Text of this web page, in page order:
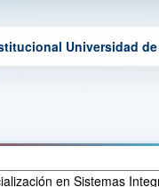
Universidad